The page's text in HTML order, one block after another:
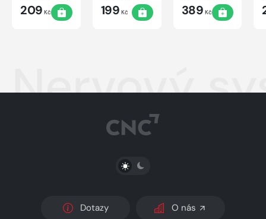
209 Kč 199 Kč 389 Kč
Nervový
PŘEPNOUT SVĚTLÝ/TMAVÝ REŽIM
Dotazy O nás